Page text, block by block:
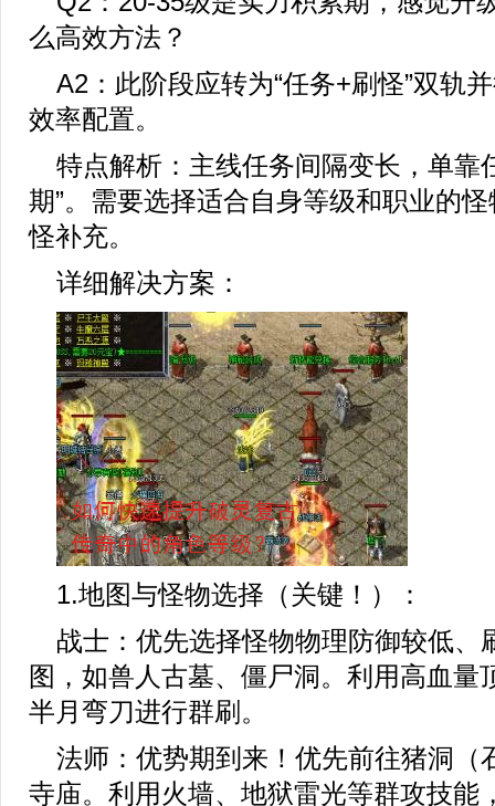
么高效方法？
A2：此阶段应转为“任务+刷怪”双轨
效率配置。
特点解析：主线任务间隔变长，单靠
期”。需要选择适合自身等级和职业的
怪补充。
详细解决方案：
1.地图与怪物选择（关键！）：
战士：优先选择怪物物理防御较低、
图，如兽人古墓、僵尸洞。利用高血量
半月弯刀进行群刷。
法师：优势期到来！优先前往猪洞（
寺庙。利用火墙、地狱雷光等群攻技能